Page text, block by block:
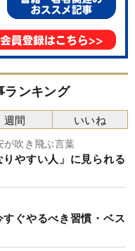
ランキング
吹き飛ぶ言葉
りやすい人」に見られる
すぐやるべき習慣・ベス
週間 いいね